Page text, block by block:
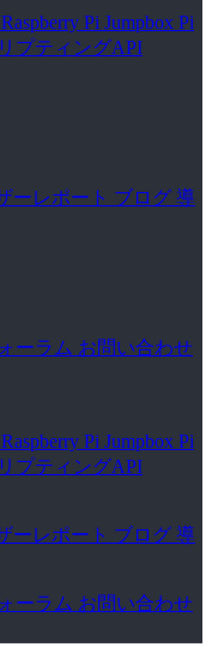
Raspberry Pi Jumpbox Pi
プティングAPI
ーレポート ブログ 導
ーラム お問い合わせ
Raspberry Pi Jumpbox Pi
プティングAPI
ーレポート ブログ 導
ーラム お問い合わせ